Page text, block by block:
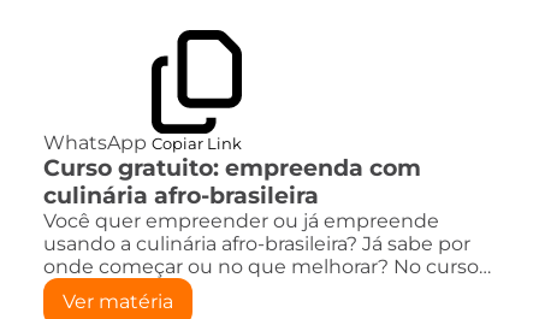
WhatsApp Copiar Link
Curso gratuito: empreenda com
culinária afro-brasileira
Você quer empreender ou já empreende
usando a culinária afro-brasileira? Já sabe por
onde começar ou no que melhorar? No curso…
Ver matéria